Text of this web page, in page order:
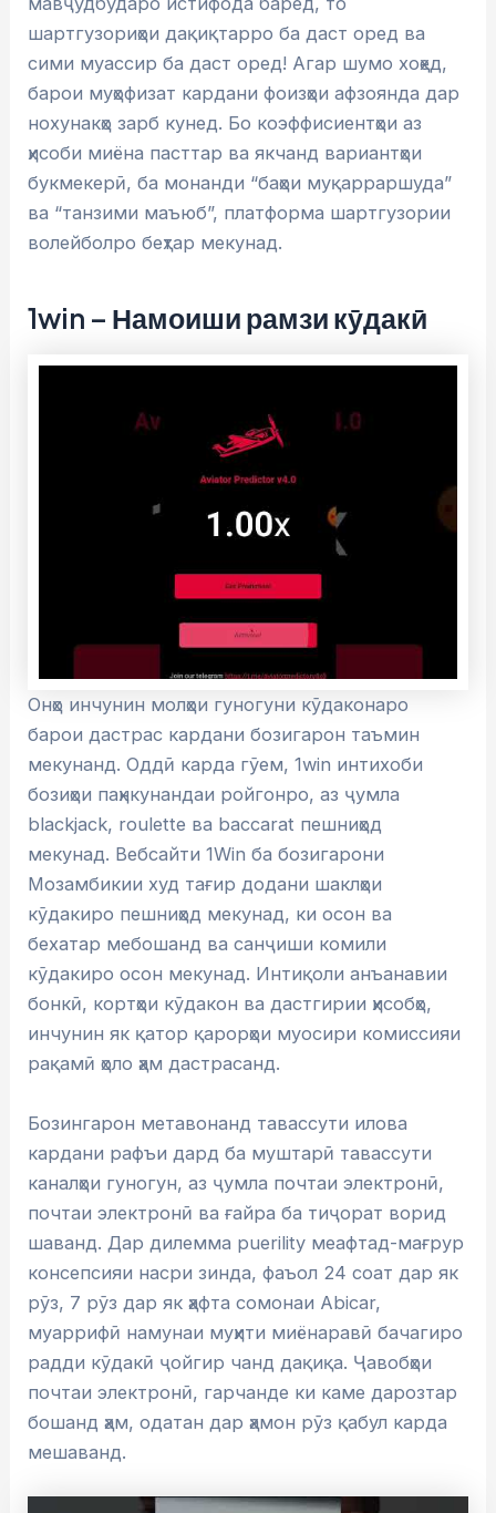
шартгузориҳои дақиқтарро ба даст оред ва
сими муассир ба даст оред! Агар шумо хоҳед,
барои муҳофизат кардани фоизҳои афзоянда дар
нохунакҳо зарб кунед. Бо коэффисиентҳои аз
ҳисоби миёна пасттар ва якчанд вариантҳои
букмекерӣ, ба монанди “баҳои муқарраршуда”
ва “танзими маъюб”, платформа шартгузории
волейболро беҳтар мекунад.
1win – Намоиши рамзи кӯдакӣ
Онҳо инчунин молҳои гуногуни кӯдаконаро
барои дастрас кардани бозигарон таъмин
мекунанд. Оддӣ карда гӯем, 1win интихоби
бозиҳои паҳнкунандаи ройгонро, аз ҷумла
blackjack, roulette ва baccarat пешниҳод
мекунад. Вебсайти 1Win ба бозигарони
Мозамбикии худ тағир додани шаклҳои
кӯдакиро пешниҳод мекунад, ки осон ва
бехатар мебошанд ва санҷиши комили
кӯдакиро осон мекунад. Интиқоли анъанавии
бонкӣ, кортҳои кӯдакон ва дастгирии ҳисобҳо,
инчунин як қатор қарорҳои муосири комиссияи
рақамӣ ҳоло ҳам дастрасанд.
Бозингарон метавонанд тавассути илова
кардани рафъи дард ба муштарӣ тавассути
каналҳои гуногун, аз ҷумла почтаи электронӣ,
почтаи электронӣ ва ғайра ба тиҷорат ворид
шаванд. Дар дилемма puerility меафтад-мағрур
консепсияи насри зинда, фаъол 24 соат дар як
рӯз, 7 рӯз дар як ҳафта сомонаи Abicar,
муаррифӣ намунаи муҳити миёнаравӣ бачагиро
радди кӯдакӣ ҷойгир чанд дақиқа. Ҷавобҳои
почтаи электронӣ, гарчанде ки каме дарозтар
бошанд ҳам, одатан дар ҳамон рӯз қабул карда
мешаванд.